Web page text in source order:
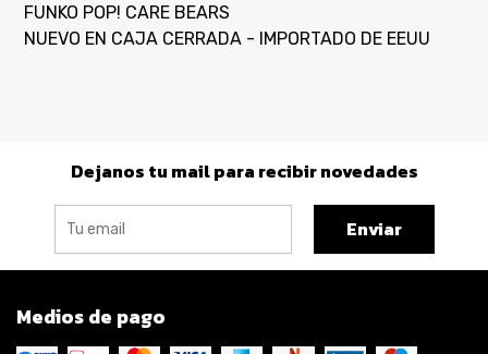
FUNKO POP! CARE BEARS
NUEVO EN CAJA CERRADA - IMPORTADO DE EEUU
Dejanos tu mail para recibir novedades
Enviar
Medios de pago